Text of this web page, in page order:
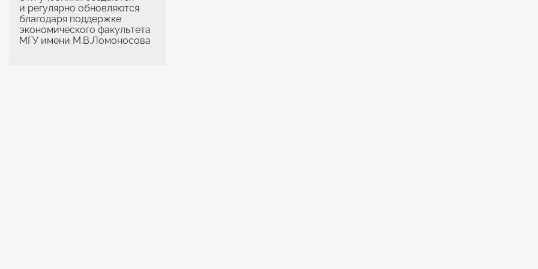
и регулярно обновляются
благодаря поддержке
экономического факультета
МГУ имени М.В.Ломоносова